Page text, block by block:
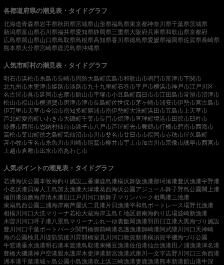
各都道府県の潮見表・タイドグラフ
北海道青森県岩手県秋田県宮城県山形県福島県東京都神奈川県千葉県茨城県
新潟県富山県石川県福井県愛知県静岡県三重県大阪府兵庫県和歌山県京都府
広島県岡山県山口県鳥取県島根県高知県香川県徳島県愛媛県福岡県佐賀県長崎県
熊本県大分県宮崎県鹿児島県沖縄県
人気市町村の潮見表・タイドグラフ
明石市浜松市糸島市長崎市周防大島町広島市和歌山市鳴門市富津市下関市
北九州市木更津市姫路市淡路市九十九里町石巻市平戸市横浜市神戸市江戸川区
名古屋市呉市延岡市志摩市館山市平塚市小豆島町四日市市江田島市常滑市沼津市
松山市福山市横須賀市唐津市津市長島町佐世保市茅ヶ崎市浦安市伊勢市宮古島市
伊万里市天草市今治市南知多町勝浦市南伊勢町大洗町浜田市五島市 上天草市
芦北町愛南町いわき市大磯町千葉市長門市焼津市亘理町境港市田原市臼杵市
鈴鹿市西尾市恩納村仙台市銚子市八戸市芦屋町光市舞鶴市行橋市碧南市西海市
高松市葉山町徳之島町気仙沼市市川市桑名市廿日市市福岡市赤穂市屋久島町
苫小牧市玉名市糸魚川市川崎市尾鷲市柳井市宇土市加古川市宗像市諫早市西宮市
上越市倉敷市出水市南あわじ市
人気ポイントの潮見表・タイドグラフ
若洲海浜公園本牧海釣り施設三番瀬鹿島港横浜舞阪漁港那珂湊港豊浜漁港宇野港
小名浜港 貝塚人工島加太漁港大津港葛西海浜公園 アジュール舞子野島公園 閖上港
福田港須磨海岸清水港 旧江戸川河口 新舞子マリンパーク相馬港三池港
東扇島西公園 三浦海岸南芦屋浜二見港 片貝漁港平和島ボートレース場野北漁港
相模川河口 大洗マリーナ若松大蔵海岸玉島Ｅ地区碧南海釣り広場波崎新漁港
木曽川河口呼子港八景島マリーナふれーゆ裏飯岡漁港羽田 日立港大黒海づり施設
豊川河口千葉ポートパーク 関門橋御前崎港名護漁港師崎港 阿武隈川河口 天神崎
海の公園検見川堤防筑後川昇開橋室見川河口敦賀新港横須賀平磯海づり公園
牛窓港垂水漁港明石港本渡港鳥取港東幡豆漁港佐伯港仙台漁港 田ノ浦漁港津名港
豊橋大磯港神戸空港親水護岸木更津港新宮漁港武庫川一文字吉野川河口 三角西港
洲本港千葉港城ヶ島公園小島漁港吹上浜三崎漁港妻鹿漁港熊本新港館山港牛深